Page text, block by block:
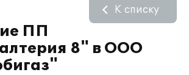
ПП
8" в ООО
К списку